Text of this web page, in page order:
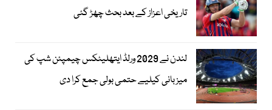
تاریخی اعزاز کے بعد بحث چھڑ گئی
لندن نے 2029 ورلڈ ایتھلیٹکس چیمپئن شپ کی
میزبانی کیلیے حتمی بولی جمع کرا دی